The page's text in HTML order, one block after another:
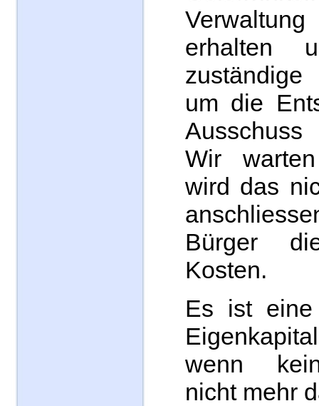
erhalten
um die
Wir
wird das
Bürger
Kosten.
Es ist
wenn
nicht mehr